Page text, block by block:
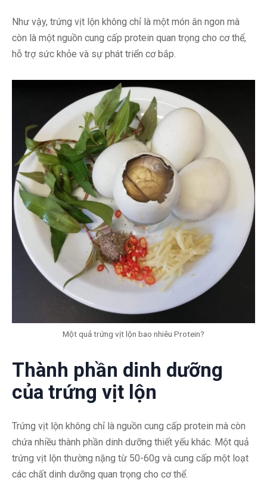
Như vậy, trứng vịt lộn không chỉ là một món ăn ngon mà
còn là một nguồn cung cấp protein quan trọng cho cơ thể,
hỗ trợ sức khỏe và sự phát triển cơ bắp.
Một quả trứng vịt lộn bao nhiêu Protein?
Thành phần dinh dưỡng
của trứng vịt lộn
Trứng vịt lộn không chỉ là nguồn cung cấp protein mà còn
chứa nhiều thành phần dinh dưỡng thiết yếu khác. Một quả
trứng vịt lộn thường nặng từ 50-60g và cung cấp một loạt
các chất dinh dưỡng quan trọng cho cơ thể.